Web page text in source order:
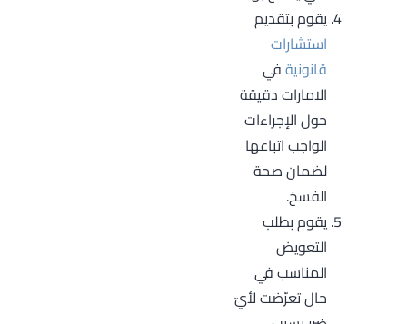
يقوم بتقديم
استشارات
قانونيةفي
الامارات دقيقة
حول الإجراءات
الواجب اتباعها
لضمان صحة
الفسخ.
يقوم بطلب
التعويض
المناسب في
حال تعرّضت لأيّ